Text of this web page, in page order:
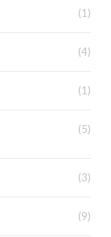
(1)
(4)
(1)
(5)
(3)
(9)